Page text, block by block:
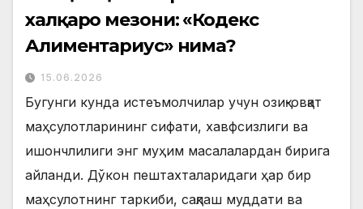
халқаро мезони: «Кодекс
Алиментариус» нима?
15.06.2026
Бугунги кунда истеъмолчилар учун озиқ-овқат
маҳсулотларининг сифати, хавфсизлиги ва
ишончлилиги энг муҳим масалалардан бирига
айланди. Дўкон пештахталаридаги ҳар бир
маҳсулотнинг таркиби, сақлаш муддати ва